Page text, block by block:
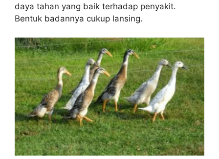
daya tahan yang baik terhadap penyakit.
Bentuk badannya cukup lansing.